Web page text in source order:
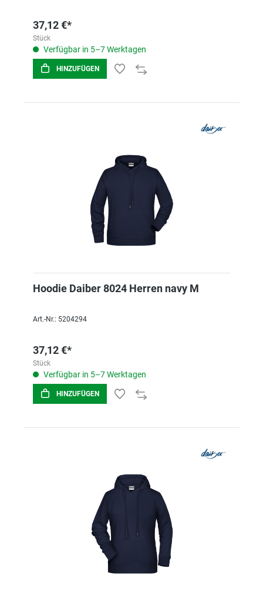
37,12 €*
Stück
Verfügbar in 5–7 Werktagen
HINZUFÜGEN
Hoodie Daiber 8024 Herren navy M
Art.-Nr.: 5204294
37,12 €*
Stück
Verfügbar in 5–7 Werktagen
HINZUFÜGEN